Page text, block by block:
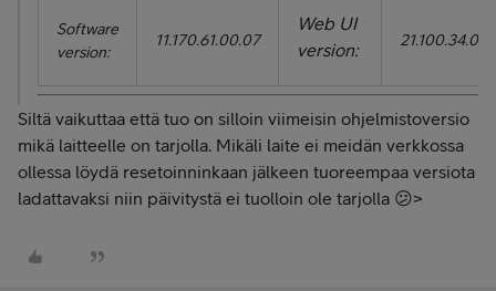
Software
version:
11.170.61.00.07
Web UI
version:
Siltä vaikuttaa että tuo on silloin viimeisin ohjelmistoversio
mikä laitteelle on tarjolla. Mikäli laite ei meidän verkkossa
ollessa löydä resetoinninkaan jälkeen tuoreempaa versiota
ladattavaksi niin päivitystä ei tuolloin ole tarjolla 😕>